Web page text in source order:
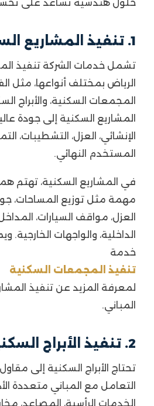
حلول هندسية تساعد على تحسين
1. تنفيذ المشاريع السكنية بالرياض
تشمل خدمات الشركة تنفيذ
الرياض بمختلف أنواعها، مثل
المجمعات السكنية، والأبراج
المشاريع السكنية إلى جودة
الإنشائي، العزل، التشطيبات،
المستخدم النهائي.
في المشاريع السكنية، تهتم
مهمة مثل توزيع المساحات،
العزل، مواقف السيارات،
الداخلية، والواجهات الخارجية.
خدمة
تنفيذ المجمعات السكنية
لمعرفة المزيد عن تنفيذ
المباني.
2. تنفيذ الأبراج السكنية بالرياض
تحتاج الأبراج السكنية إلى
التعامل مع المباني متعددة
الخدمات الرأسية، المصاعد،